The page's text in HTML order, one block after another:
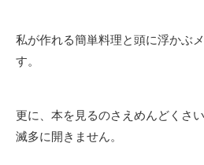
私が作れる簡単料理と頭に浮かぶ
す。
更に、本を見るのさえめんどくさ
滅多に開きません。